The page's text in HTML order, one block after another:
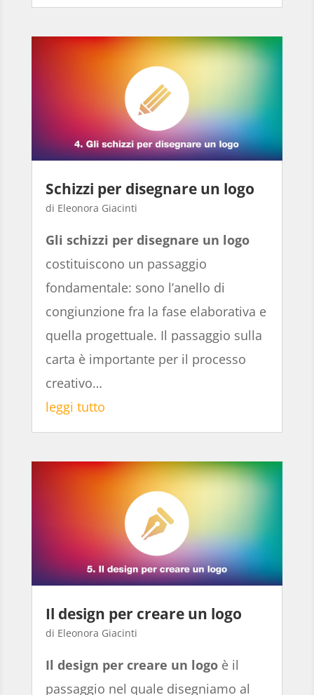
Schizzi per disegnare un logo
Eleonora Giacinti
Gli schizzi per disegnare un logo
costituiscono un passaggio
fondamentale: sono l’anello di
congiunzione fra la fase elaborativa e
quella progettuale. Il passaggio sulla
carta è importante per il processo
creativo…
leggi tutto
Il design per creare un logo
Eleonora Giacinti
Il design per creare un logoè il
passaggio nel quale disegniamo al